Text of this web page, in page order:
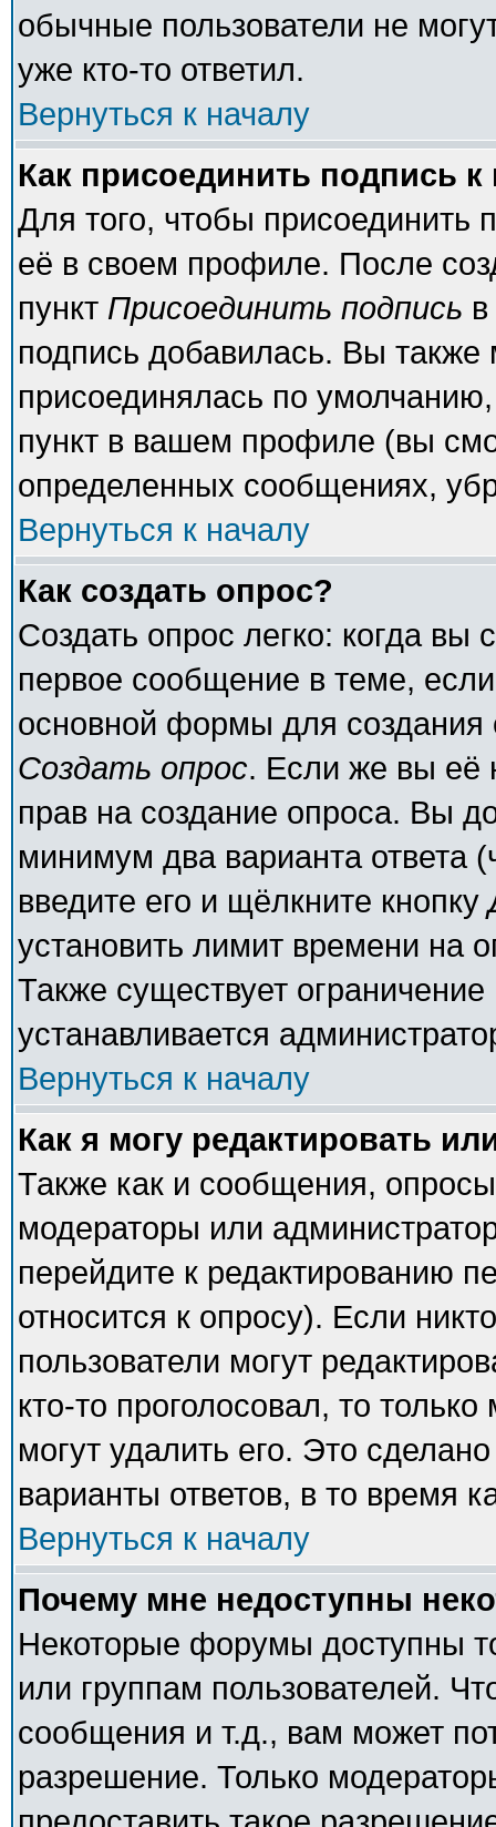
обычные пользователи не
уже кто-то ответил.
Вернуться к началу
Как присоединить подпись
Для того, чтобы присоединить
её в своем профиле. После
пункт Присоединить подпись
подпись добавилась. Вы
присоединялась по
пункт в вашем профиле (вы
определенных сообщениях,
Вернуться к началу
Как создать опрос?
Создать опрос легко: когда вы
первое сообщение в теме,
основной формы для
Создать опрос. Если же вы её
прав на создание опроса. Вы
минимум два варианта ответа
введите его и щёлкните кнопку
установить лимит времени на
Также существует
устанавливается
Вернуться к началу
Как я могу редактировать
Также как и сообщения,
модераторы или
перейдите к редактированию
относится к опросу). Если
пользователи могут
кто-то проголосовал, то
могут удалить его. Это
варианты ответов, в то время
Вернуться к началу
Почему мне недоступны
Некоторые форумы доступны
или группам пользователей.
сообщения и т.д., вам может
разрешение. Только